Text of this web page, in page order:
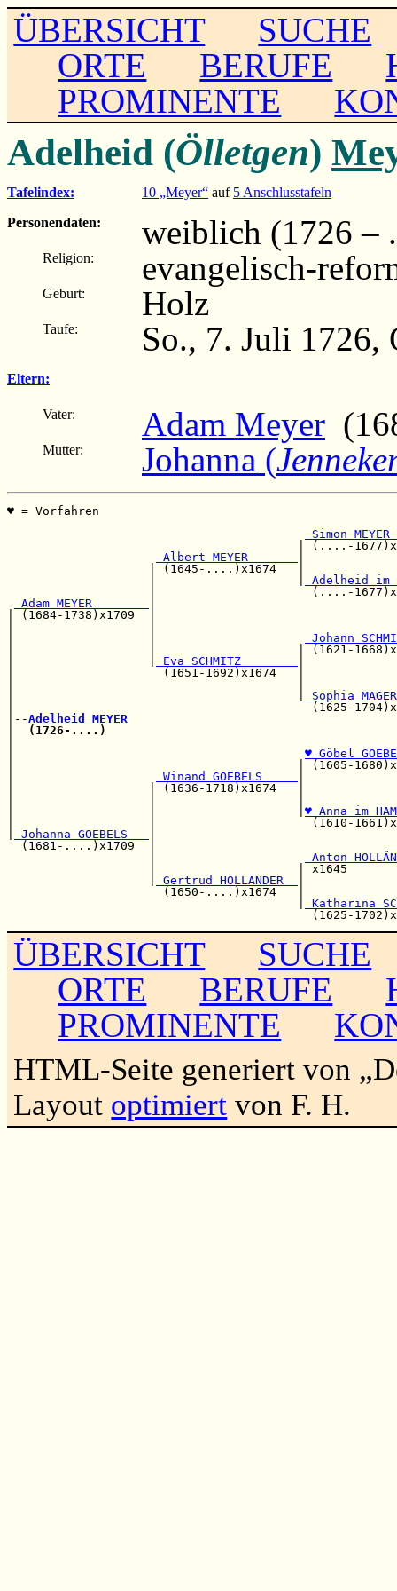
ÜBERSICHT
SUCHE
ORTE
BERUFE
PROMINENTE
Adelheid (Ölletgen)
Tafelindex: 10 „Meyer“ auf 5 Anschlusstafeln
Personendaten:
weiblich (1726 –
Religion: evangelisch-
Geburt: Holz
Taufe: So., 7. Juli 1726,
Eltern:
Vater: Adam Meyer
Mutter: Johanna (
♥ = Vorfahren
Simon
Albert MEYER
| (1645-....)x1674
Adelheid im
|
Adam MEYER
| (1684-
Johann
|                   |                    | (1621-
Eva SCHMITZ
|                     (1651-
Sophia
|                                          (1625-
|--Adelheid MEYER
(1726-....)
♥ Göbel
|                                        |
Winand GOEBELS
|                   | (1636-
♥ Anna im
|                   |
Johanna GOEBELS
(1681-....)x1709  |
Anton
|
Gertrud HOLLÄNDER
(1650-....)x1674
Katharina
ÜBERSICHT
SUCHE
ORTE
BERUFE
PROMINENTE
HTML-Seite generiert von
Layout optimiert von F. H.